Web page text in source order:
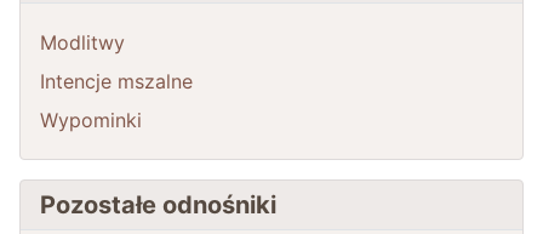
Modlitwy
Intencje mszalne
Wypominki
Pozostałe odnośniki